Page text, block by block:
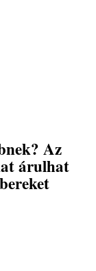
Az
árulhat